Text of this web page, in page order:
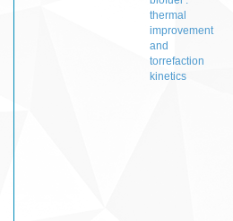
thermal
improvement
and
torrefaction
kinetics